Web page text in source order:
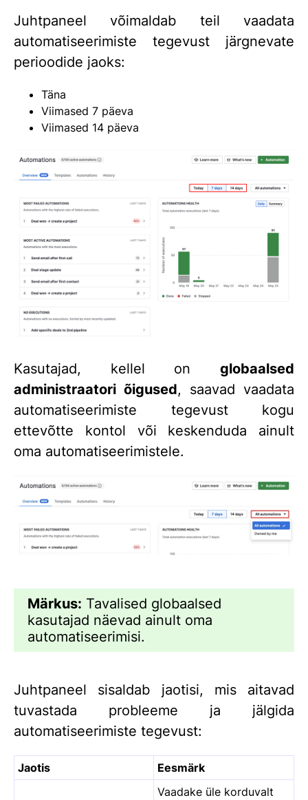
Juhtpaneel võimaldab teil vaadata
automatiseerimiste tegevust järgnevate
perioodide jaoks:
Täna
Viimased 7 päeva
Viimased 14 päeva
Kasutajad, kellel on globaalsed
administraatori õigused, saavad vaadata
automatiseerimiste tegevust kogu
ettevõtte kontol või keskenduda ainult
oma automatiseerimistele.
Märkus: Tavalised globaalsed
kasutajad näevad ainult oma
automatiseerimisi.
Juhtpaneel sisaldab jaotisi, mis aitavad
tuvastada probleeme ja jälgida
automatiseerimiste tegevust:
Jaotis Eesmärk
Vaadake üle korduvalt